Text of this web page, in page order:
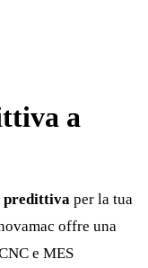
a
predittiva per la tua
offre una
e MES